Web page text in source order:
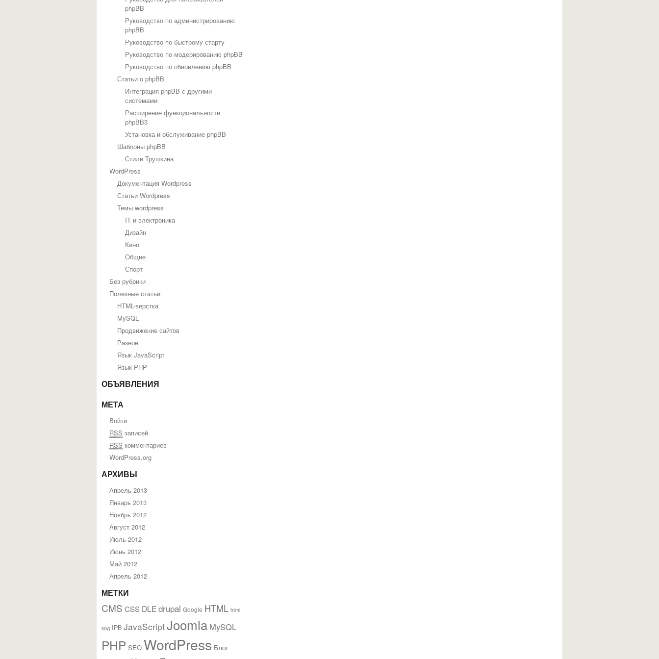
phpBB
Руководство по администрированию
phpBB
Руководство по быстрому старту
Руководство по модерированию phpBB
Руководство по обновлению phpBB
Статьи о phpBB
Интеграция phpBB с другими
системами
Расширение функциональности
phpBB3
Установка и обслуживание phpBB
Шаблоны phpBB
Стили Трушкина
WordPress
Документация Wordpress
Статьи Wordpress
Темы wordpress
IT и электроника
Дизайн
Кино
Общие
Спорт
Без рубрики
Полезные статьи
HTML-верстка
MySQL
Продвижение сайтов
Разное
Язык JavaScript
Язык PHP
ОБЪЯВЛЕНИЯ
МЕТА
Войти
RSS записей
RSS комментариев
WordPress.org
АРХИВЫ
Апрель 2013
Январь 2013
Ноябрь 2012
Август 2012
Июль 2012
Июнь 2012
Май 2012
Апрель 2012
МЕТКИ
CMS CSS DLEdrupal Google HTML html
код IPB JavaScriptJoomla MySQL
PHP SEO WordPress Блог